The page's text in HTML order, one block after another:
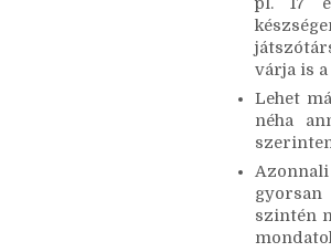
közösen
találták
pl. 17
várja is
Lehet
néha